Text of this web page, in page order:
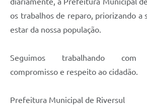
os trabalhos de reparo, priorizando a
estar da nossa população.
Seguimos trabalhando com
compromisso e respeito ao cidadão.
Prefeitura Municipal de Riversul